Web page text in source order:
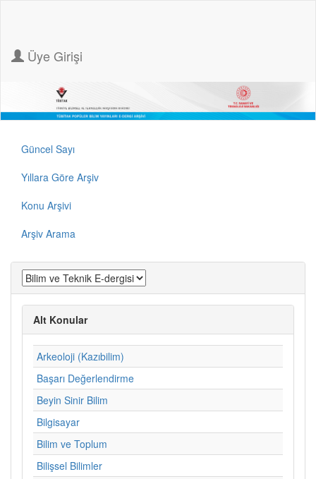
Üye Girişi
Güncel Sayı
Yıllara Göre Arşiv
Konu Arşivi
Arşiv Arama
Alt Konular
Arkeoloji (Kazıbilim)
Başarı Değerlendirme
Beyin Sinir Bilim
Bilgisayar
Bilim ve Toplum
Bilişsel Bilimler